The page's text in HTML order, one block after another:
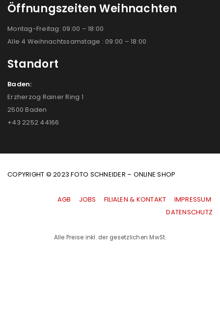
Öffnungszeiten Weihnachten
Montag-Freitag: 09:00 – 18:00
Alle 4 Weihnachtssamstage : 09:00 – 18:00
Standort
Baden:
Erzherzog Rainer Ring 1
2500 Baden
+43 2252 44166
COPYRIGHT © 2023 FOTO SCHNEIDER – ONLINE SHOP
AGB JOBS FILIALEN & KONTAKT
IMPRESSUM
|DATENSCHUTZ
Alle Preise inkl. der gesetzlichen MwSt.